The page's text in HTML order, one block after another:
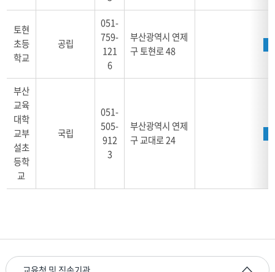
토현
초등
학교
공립
051-
759-
121
6
부산광역시 연제
구 토현로 48
부산
교육
대학
교부
설초
등학
교
국립
051-
505-
912
3
부산광역시 연제
구 교대로 24